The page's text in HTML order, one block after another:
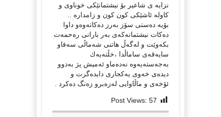
نزایه‌ ی شاعیر بۆ نیشتمانێكی خوناوی و
كاوله‌ ئاشێكی كون كون و زامداره‌ ..
بۆیه‌ ده‌ستی سۆز به‌رز ده‌كاته‌وه‌و داوا
ده‌كات نیشتمانه‌كه‌ی به‌ر بارانی ره‌حمه‌ت
بكه‌وێت و له‌گه‌ڵ هاتنی شه‌ماڵی سه‌فاو
سایه‌قه‌ی ساماڵدا ،خڵته‌یه‌ك
به‌جه‌سته‌یه‌وه‌ نه‌ده‌ماو ئه‌میش پرَ به‌دوو
دیده‌ی خه‌وی یه‌كجاری دایده‌گرت و
ئۆخه‌ی و ماڵاوایی له‌زه‌برو زه‌نگ ده‌كرد .
Post Views: 57